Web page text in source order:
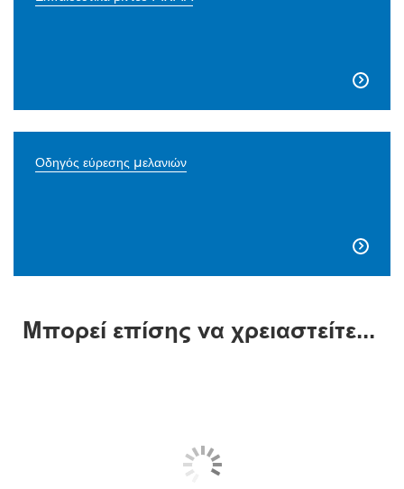

Οδηγός εύρεσης μελανιών

Μπορεί επίσης να χρειαστείτε...